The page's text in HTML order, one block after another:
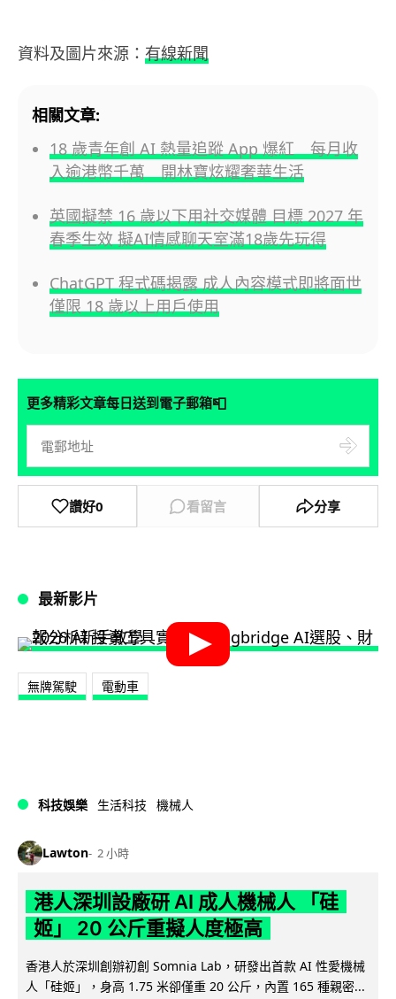
資料及圖片來源： 有線新聞
相關文章:
18 歲青年創 AI 熱量追蹤 App 爆紅 每月收
入逾港幣千萬 開林寶炫耀奢華生活
英國擬禁 16 歲以下用社交媒體 目標 2027 年
春季生效 擬AI情感聊天室滿18歲先玩得
ChatGPT 程式碼揭露 成人內容模式即將面世
僅限 18 歲以上用戶使用
更多精彩文章每日送到電子郵箱📮
讚好0 看留言 分享
最新影片
無牌駕駛 電動車
科技娛樂 生活科技 機械人
Lawton 2 小時
港人深圳設廠研 AI 成人機械人 「硅
姬」 20 公斤重擬人度極高
香港人於深圳創辦初創 Somnia Lab，研發出首款 AI 性愛機械
人「硅姬」，身高 1.75 米卻僅重 20 公斤，內置 165 種親密...